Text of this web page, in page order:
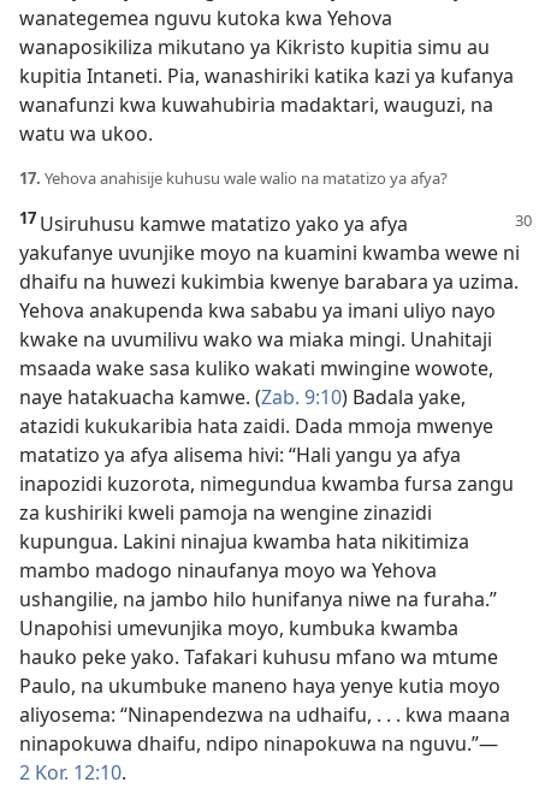
wanategemea nguvu kutoka kwa Yehova
wanaposikiliza mikutano ya Kikristo kupitia simu au
kupitia Intaneti. Pia, wanashiriki katika kazi ya kufanya
wanafunzi kwa kuwahubiria madaktari, wauguzi, na
watu wa ukoo.
17. Yehova anahisije kuhusu wale walio na matatizo ya afya?
17 Usiruhusu kamwe matatizo yako ya afya
yakufanye uvunjike moyo na kuamini kwamba wewe ni
dhaifu na huwezi kukimbia kwenye barabara ya uzima.
Yehova anakupenda kwa sababu ya imani uliyo nayo
kwake na uvumilivu wako wa miaka mingi. Unahitaji
msaada wake sasa kuliko wakati mwingine wowote,
naye hatakuacha kamwe. (Zab. 9:10) Badala yake,
atazidi kukukaribia hata zaidi. Dada mmoja mwenye
matatizo ya afya alisema hivi: “Hali yangu ya afya
inapozidi kuzorota, nimegundua kwamba fursa zangu
za kushiriki kweli pamoja na wengine zinazidi
kupungua. Lakini ninajua kwamba hata nikitimiza
mambo madogo ninaufanya moyo wa Yehova
ushangilie, na jambo hilo hunifanya niwe na furaha.”
Unapohisi umevunjika moyo, kumbuka kwamba
hauko peke yako. Tafakari kuhusu mfano wa mtume
Paulo, na ukumbuke maneno haya yenye kutia moyo
aliyosema: “Ninapendezwa na udhaifu, . . . kwa maana
ninapokuwa dhaifu, ndipo ninapokuwa na nguvu.”—
2 Kor. 12:10.